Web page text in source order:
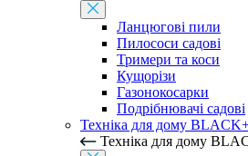
Ланцюгові пили
Пилососи садові
Тримери та коси
Кущорізи
Газонокосарки
Подрібнювачі садові
Техніка для дому
Техніка для дому